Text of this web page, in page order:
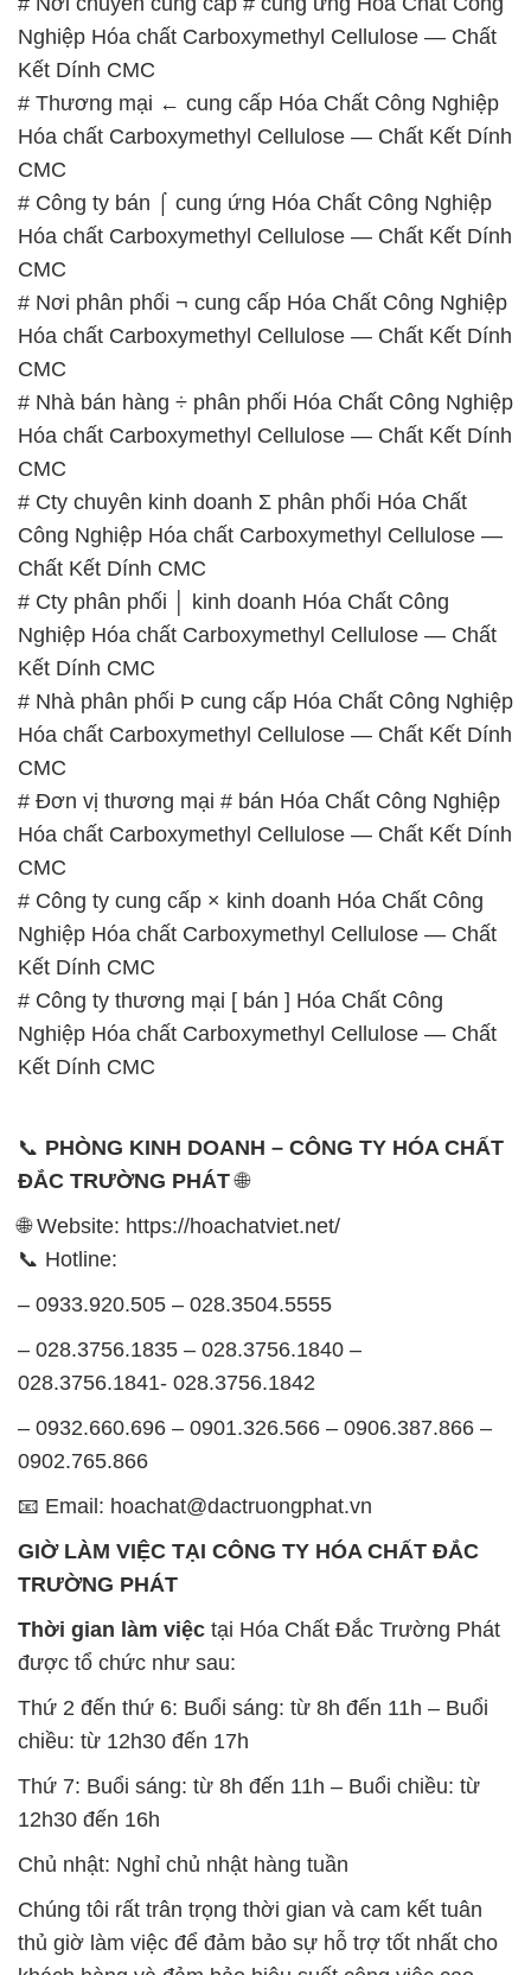
CMC
# Cty chuyên kinh doanh Σ phân phối Hóa Chất
Công Nghiệp Hóa chất Carboxymethyl Cellulose —
Chất Kết Dính CMC
# Cty phân phối │ kinh doanh Hóa Chất Công
Nghiệp Hóa chất Carboxymethyl Cellulose — Chất
Kết Dính CMC
# Nhà phân phối Þ cung cấp Hóa Chất Công Nghiệp
Hóa chất Carboxymethyl Cellulose — Chất Kết Dính
CMC
# Đơn vị thương mại # bán Hóa Chất Công Nghiệp
Hóa chất Carboxymethyl Cellulose — Chất Kết Dính
CMC
# Công ty cung cấp × kinh doanh Hóa Chất Công
Nghiệp Hóa chất Carboxymethyl Cellulose — Chất
Kết Dính CMC
# Công ty thương mại [ bán ] Hóa Chất Công
Nghiệp Hóa chất Carboxymethyl Cellulose — Chất
Kết Dính CMC
📞PHÒNG KINH DOANH – CÔNG TY HÓA CHẤT
ĐẮC TRƯỜNG PHÁT 🌐
🌐 Website: https://hoachatviet.net/
📞 Hotline:
– 0933.920.505 – 028.3504.5555
– 028.3756.1835 – 028.3756.1840 –
028.3756.1841- 028.3756.1842
– 0932.660.696 – 0901.326.566 – 0906.387.866 –
0902.765.866
📧 Email: hoachat@dactruongphat.vn
TRƯỜNG PHÁT
Thời gian làm việctại Hóa Chất Đắc Trường Phát
được tổ chức như sau:
Thứ 2 đến thứ 6: Buổi sáng: từ 8h đến 11h – Buổi
chiều: từ 12h30 đến 17h
Thứ 7: Buổi sáng: từ 8h đến 11h – Buổi chiều: từ
12h30 đến 16h
Chủ nhật: Nghỉ chủ nhật hàng tuần
Chúng tôi rất trân trọng thời gian và cam kết tuân
thủ giờ làm việc để đảm bảo sự hỗ trợ tốt nhất cho
khách hàng và đảm bảo hiệu suất công việc cao
nhất của nhân viên.
BẢN ĐỒ MAP TẠI CÔNG TY HÓA CHẤT ĐẮC
TRƯỜNG PHÁT
ĐỊA CHỈ: 1229C Quốc lộ 1A, Phường Bình Trị
Đông B, Quận Bình Tân, Sài Gòn TP. Hồ Chí